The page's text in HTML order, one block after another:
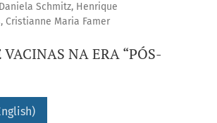
Schmitz, Henrique
Cristianne Maria Famer
VACINAS NA ERA “PÓS-